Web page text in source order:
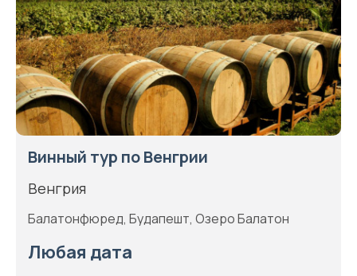
Винный тур по Венгрии
Венгрия
Балатонфюред, Будапешт, Озеро Балатон
Любая дата